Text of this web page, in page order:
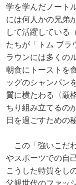
学を学んだノート
には何人かの兄弟
して活躍している
たちが「トム ブラ
ラウンには多くの
朝食にトーストを
ッグのシャンパン
質に横たわる〈厳
ちり組み立てるの
日を過ごすための
この「強いこだ
やスポーツでの自
こうした特質をし